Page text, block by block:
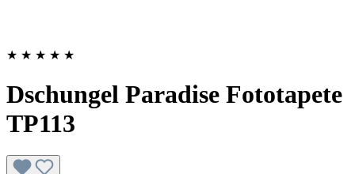
★ ★ ★ ★ ★
Dschungel Paradise Fototapete
TP113